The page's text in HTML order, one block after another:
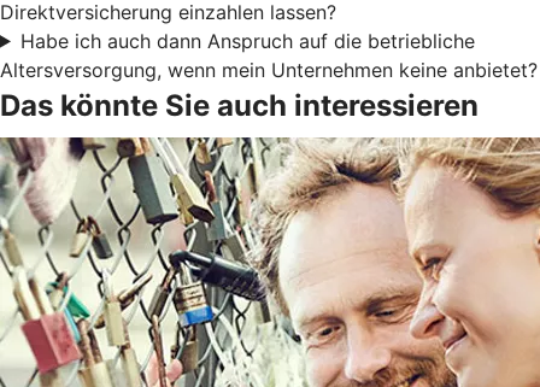
Direktversicherung einzahlen lassen?
Habe ich auch dann Anspruch auf die betriebliche
Altersversorgung, wenn mein Unternehmen keine anbietet?
Das könnte Sie auch interessieren